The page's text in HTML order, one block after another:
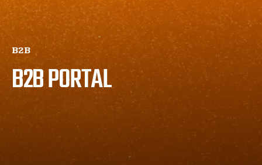
B2B
B2B PORTAL